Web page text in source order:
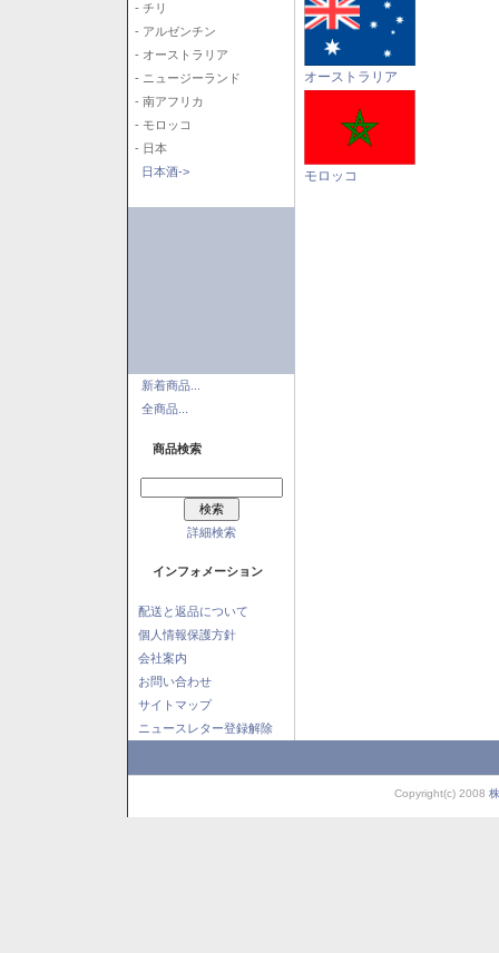
- チリ
- アルゼンチン
- オーストラリア
- ニュージーランド
- 南アフリカ
- モロッコ
- 日本
日本酒->
新着商品...
全商品...
商品検索
詳細検索
インフォメーション
配送と返品について
個人情報保護方針
会社案内
お問い合わせ
サイトマップ
ニュースレター登録解除
オーストラリア
モロッコ
Copyright(c) 2008